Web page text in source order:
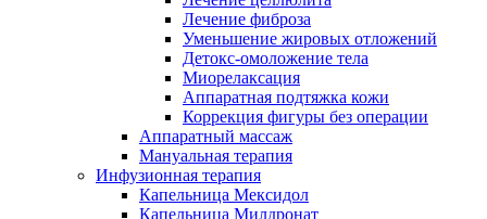
Лечение фиброза
Уменьшение жировых отложений
Детокс-омоложение тела
Миорелаксация
Аппаратная подтяжка кожи
Коррекция фигуры без операции
Аппаратный массаж
Мануальная терапия
Инфузионная терапия
Капельница Мексидол
Капельница Милдронат